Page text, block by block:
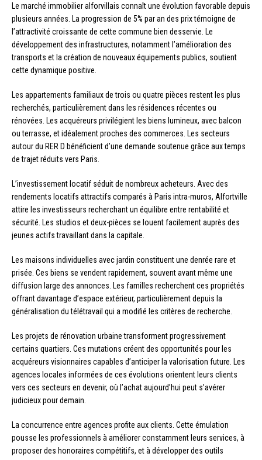
Le marché immobilier alforvillais connaît une évolution favorable depuis
plusieurs années. La progression de 5% par an des prix témoigne de
l’attractivité croissante de cette commune bien desservie. Le
développement des infrastructures, notamment l’amélioration des
transports et la création de nouveaux équipements publics, soutient
cette dynamique positive.
Les appartements familiaux de trois ou quatre pièces restent les plus
recherchés, particulièrement dans les résidences récentes ou
rénovées. Les acquéreurs privilégient les biens lumineux, avec balcon
ou terrasse, et idéalement proches des commerces. Les secteurs
autour du RER D bénéficient d’une demande soutenue grâce aux temps
de trajet réduits vers Paris.
L’investissement locatif séduit de nombreux acheteurs. Avec des
rendements locatifs attractifs comparés à Paris intra-muros, Alfortville
attire les investisseurs recherchant un équilibre entre rentabilité et
sécurité. Les studios et deux-pièces se louent facilement auprès des
jeunes actifs travaillant dans la capitale.
Les maisons individuelles avec jardin constituent une denrée rare et
prisée. Ces biens se vendent rapidement, souvent avant même une
diffusion large des annonces. Les familles recherchent ces propriétés
offrant davantage d’espace extérieur, particulièrement depuis la
généralisation du télétravail qui a modifié les critères de recherche.
Les projets de rénovation urbaine transforment progressivement
certains quartiers. Ces mutations créent des opportunités pour les
acquéreurs visionnaires capables d’anticiper la valorisation future. Les
agences locales informées de ces évolutions orientent leurs clients
vers ces secteurs en devenir, où l’achat aujourd’hui peut s’avérer
judicieux pour demain.
La concurrence entre agences profite aux clients. Cette émulation
pousse les professionnels à améliorer constamment leurs services, à
proposer des honoraires compétitifs, et à développer des outils